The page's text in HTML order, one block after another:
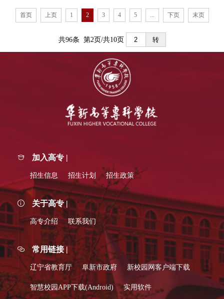
首页 上页 1 2 3 4 5 ... 下页 末页
共96条 第2页/共10页 转
加入高专 |
招生信息 招生计划 招生政策
关于高专 |
高专介绍 联系我们
常用链接 |
辽宁省教育厅 阜新市政府 新校园网客户端下载
智慧校园APP下载(Android) 实用软件